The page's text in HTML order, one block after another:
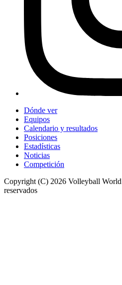
Dónde ver
Equipos
Calendario y resultados
Posiciones
Estadísticas
Noticias
Competición
Copyright (C) 2026 Volleyball World
reservados